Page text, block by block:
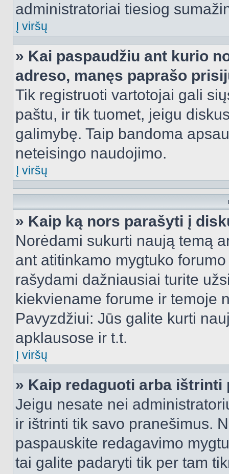
administratoriai tiesiog
Į viršų
» Kai paspaudžiu ant kurio
adreso, manęs paprašo
Tik registruoti vartotojai gali
paštu, ir tik tuomet, jeigu
galimybę. Taip bandoma
neteisingo naudojimo.
Į viršų
» Kaip ką nors parašyti į
Norėdami sukurti naują temą
ant atitinkamo mygtuko
rašydami dažniausiai turite
kiekviename forume ir temoje
Pavyzdžiui: Jūs galite kurti
apklausose ir t.t.
Į viršų
» Kaip redaguoti arba ištrinti
Jeigu nesate nei
ir ištrinti tik savo pranešimus.
paspauskite redagavimo
tai galite padaryti tik per tam